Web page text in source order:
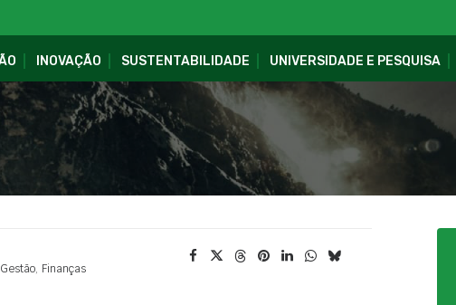
INOVAÇÃO SUSTENTABILIDADE UNIVERSIDADE E PESQUISA
Gestão, Finanças